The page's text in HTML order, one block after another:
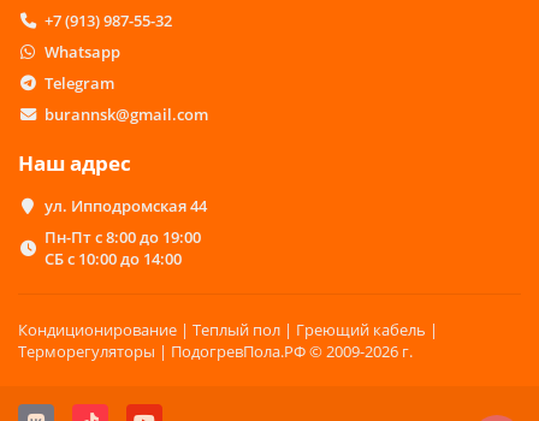
+7 (913) 987-55-32
Whatsapp
Telegram
burannsk@gmail.com
Наш адрес
ул. Ипподромская 44
Пн-Пт с 8:00 до 19:00
СБ с 10:00 до 14:00
Кондиционирование | Теплый пол | Греющий кабель |
Терморегуляторы | ПодогревПола.РФ © 2009-2026 г.